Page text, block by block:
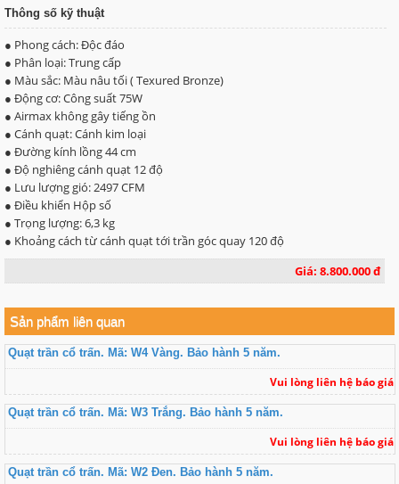
Thông số kỹ thuật
● Phong cách: Độc đáo
● Phân loại: Trung cấp
● Màu sắc: Màu nâu tối ( Texured Bronze)
● Động cơ: Công suất 75W
● Airmax không gây tiếng ồn
● Cánh quạt: Cánh kim loại
● Đường kính lồng 44 cm
● Độ nghiêng cánh quạt 12 độ
● Lưu lượng gió: 2497 CFM
● Điều khiển Hộp số
● Trọng lượng: 6,3 kg
● Khoảng cách từ cánh quạt tới trần góc quay 120 độ
Giá: 8.800.000 đ
Sản phẩm liên quan
Quạt trần cổ trấn. Mã: W4 Vàng. Bảo hành 5 năm.
Vui lòng liên hệ báo giá
Quạt trần cổ trấn. Mã: W3 Trắng. Bảo hành 5 năm.
Vui lòng liên hệ báo giá
Quạt trần cổ trấn. Mã: W2 Đen. Bảo hành 5 năm.